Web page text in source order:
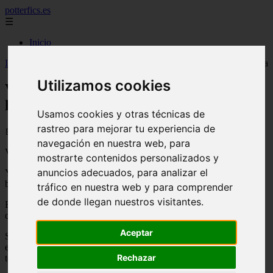
Utilizamos cookies
Usamos cookies y otras técnicas de
rastreo para mejorar tu experiencia de
navegación en nuestra web, para
mostrarte contenidos personalizados y
anuncios adecuados, para analizar el
tráfico en nuestra web y para comprender
de donde llegan nuestros visitantes.
Aceptar
Rechazar
potterfics.es
☰
Inicio
Inicio
Vino barato. - Potterfics, tu versión de la historia
Vino barato. - Potterfics, tu versión de la
historia
📅 24/06/2025
Vino barato.
Y ahora aquí estamos, acompañados sólo por una botella devino
barata.
Eso y miles de recuerdos, miles y miles de decisiones queahora nos
cuestionamos, ¿por qué lo hice?
Sientes el ardor cayendo por tu garganta, definitivamenteese vino
era muy malo, pero ¿realmente importaba? Igual tenía alcohol, igual
teiba hacer perderte en nada y todo.